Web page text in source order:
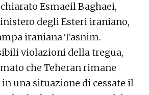
Esmaeil Baghaei,
degli Esteri iraniano,
iraniana Tasnim.
violazioni della tregua,
che Teheran rimane
una situazione di cessate il